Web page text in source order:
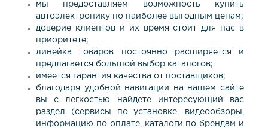
мы предоставляем возможность купить
автоэлектронику по наиболее выгодным ценам;
доверие клиентов и их время стоит для нас в
приоритете;
линейка товаров постоянно расширяется и
предлагается большой выбор каталогов;
имеется гарантия качества от поставщиков;
благодаря удобной навигации на нашем сайте
вы с легкостью найдете интересующий вас
раздел (сервисы по установке, видеообзоры,
информацию по оплате, каталоги по брендам и